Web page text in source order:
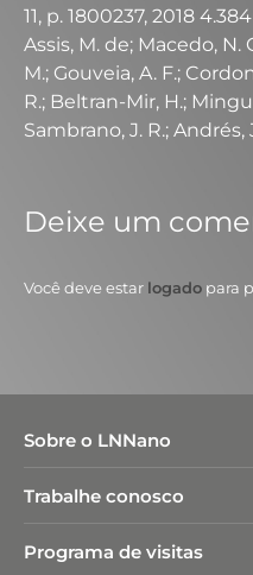
11, p. 1800237, 2018
Assis, M. de; Macedo, N.
M.; Gouveia, A. F.;
R.; Beltran-Mir, H.;
Sambrano, J. R.; Andrés,
Deixe um
Você deve estar logado para
Sobre o LNNano
Trabalhe conosco
Programa de visitas